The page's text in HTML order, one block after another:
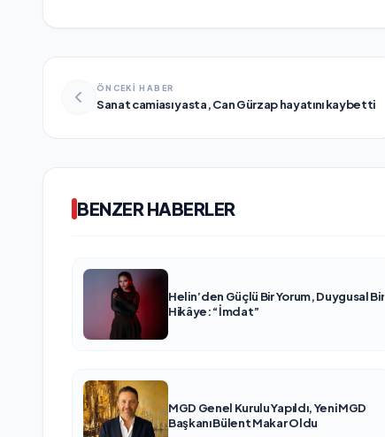
ÖNCEKİ HABER
Sanat camiası yasta, Can Gürzap hayatını kaybetti
BENZER HABERLER
Helin’den Güçlü Bir Yorum, Duygusal Bir
Hikâye: “İmdat”
MGD Genel Kurulu Yapıldı, Yeni MGD
Başkanı Bülent Makar Oldu